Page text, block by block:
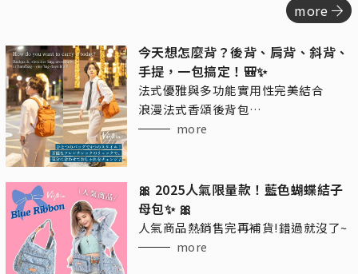
more
今天想怎麼背？後背、肩背、斜背、
手提，一包搞定！🎒✨
法式優雅與多功能實用性完美結合
浪漫法式香頌後背包
讓你的日常搭配更加自由！
more
🎀 2025人氣限量款！藍色蝴蝶結子
母包✨ 🎀
人氣商品熱銷售完再補貨!錯過就沒了~
more